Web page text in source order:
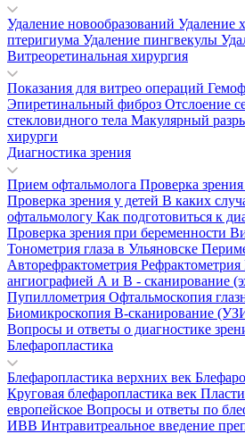
Удаление новообразований Удаление
птеригиума Удаление пингвекулы
Витреоретинальная хирургия
Показания для витрео операций
Эпиретинальный фиброз Отслоение
стекловидного тела Макулярный
хирурги
Диагностика зрения
Прием офтальмолога Проверка
Проверка зрения у детей В каких
офтальмологу Как подготовиться к
Проверка зрения при беременности
Тонометрия глаза в Ульяновске
Авторефрактометрия Рефрактометрия
ангиографией А и В - сканирование
Пупиллометрия Офтальмоскопия
Биомикроскопия В-сканирование
Вопросы и ответы о диагностике
Блефаропластика
Блефаропластика верхних век
Круговая блефаропластика век
европейское Вопросы и ответы по
ИВВ Интравитреальное введение